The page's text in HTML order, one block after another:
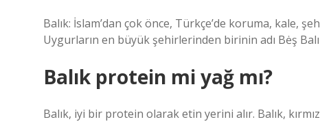
Balık: İslam’dan çok önce, Türkçe’de koruma, kale,
Uygurların en büyük şehirlerinden birinin adı Bėş
Balık protein mi yağ mı?
Balık, iyi bir protein olarak etin yerini alır. Balık,